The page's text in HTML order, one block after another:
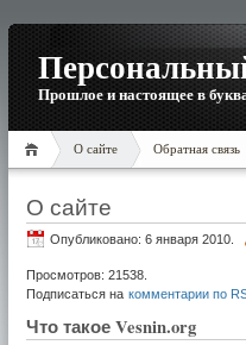
Прошлое и настоящее в
О сайте Обратная связь
О сайте
Опубликовано: 6 января 2010.
Просмотров: 21538.
Подписаться на комментарии по
Что такое Vesnin.org